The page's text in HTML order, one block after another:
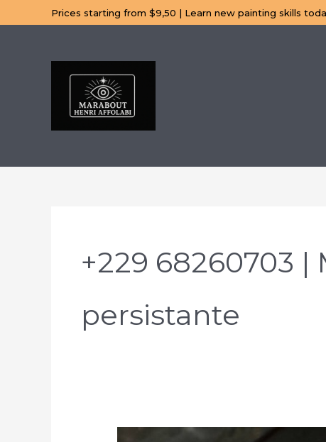
au
Prices starting from $9,50 | Learn new painting skills
+229 68260703 |
persistante